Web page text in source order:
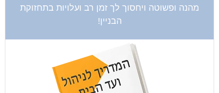
מהנה ופשוטה ויחסוך לך זמן רב ועלויות בתחזוקת
הבניין!